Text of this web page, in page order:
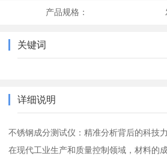
产品规格：
关键词
详细说明
不锈钢成分测试仪：精准分析背后的科技
在现代工业生产和质量控制领域，材料的